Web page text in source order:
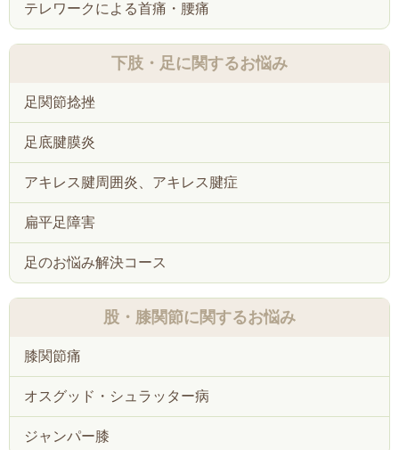
テレワークによる首痛・腰痛
下肢・足に関するお悩み
足関節捻挫
足底腱膜炎
アキレス腱周囲炎、アキレス腱症
扁平足障害
足のお悩み解決コース
股・膝関節に関するお悩み
膝関節痛
オスグッド・シュラッター病
ジャンパー膝